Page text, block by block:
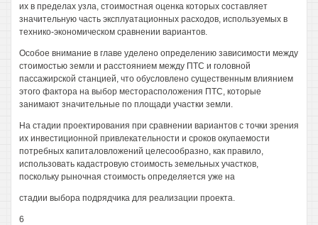
их в пределах узла, стоимостная оценка которых составляет
значительную часть эксплуатационных расходов, используемых в
технико-экономическом сравнении вариантов.
Особое внимание в главе уделено определению зависимости между
стоимостью земли и расстоянием между ПТС и головной
пассажирской станцией, что обусловлено существенным влиянием
этого фактора на выбор месторасположения ПТС, которые
занимают значительные по площади участки земли.
На стадии проектирования при сравнении вариантов с точки зрения
их инвестиционной привлекательности и сроков окупаемости
потребных капиталовложений целесообразно, как правило,
использовать кадастровую стоимость земельных участков,
поскольку рыночная стоимость определяется уже на
стадии выбора подрядчика для реализации проекта.
6